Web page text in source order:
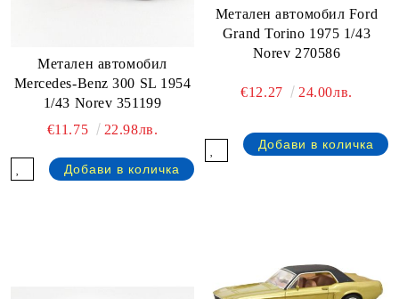
Металeн автомобил
Mercedes-Benz 300 SL 1954
1/43 Norev 351199
€11.75
22.98лв.
Металeн автомобил Ford
Grand Torino 1975 1/43
Norev 270586
€12.27 24.00лв.